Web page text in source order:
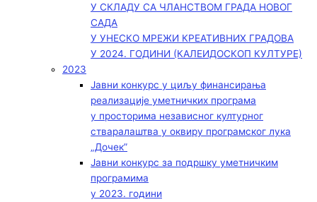
У СКЛАДУ СА ЧЛАНСТВОМ ГРАДА НОВОГ
САДА
У УНЕСКО МРЕЖИ КРЕАТИВНИХ ГРАДОВА
У 2024. ГОДИНИ (КАЛЕИДОСКОП КУЛТУРЕ)
2023
Јавни конкурс у циљу финансирања
реализације уметничких програма
у просторима независног културног
стваралаштва у оквиру програмског лука
„Дочек”
Јавни конкурс за подршку уметничким
програмима
у 2023. години